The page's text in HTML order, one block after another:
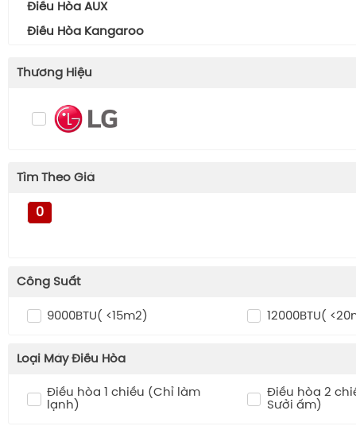
Điều Hòa AUX
Điều Hòa Kangaroo
Thương Hiệu
Tìm Theo Giá
0
Công Suất
9000BTU( <15m2) 12000BTU(
Loại Máy Điều Hòa
Điều hòa 1 chiều (Chỉ làm
lạnh)
Điều hòa 2
Sưởi ấm)